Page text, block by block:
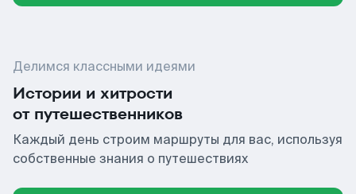
Делимся классными идеями
Истории и хитрости
от путешественников
Каждый день строим маршруты для вас, используя
собственные знания о путешествиях